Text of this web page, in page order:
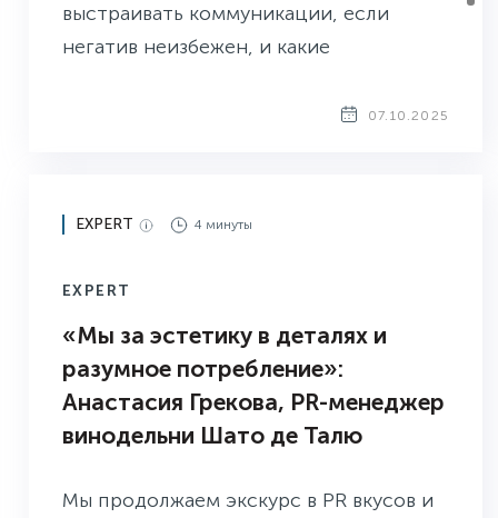
выстраивать коммуникации, если
негатив неизбежен, и какие
07.10.2025
EXPERT 4 минуты
EXPERT
«Мы за эстетику в деталях и
разумное потребление»:
Анастасия Грекова, PR-менеджер
винодельни Шато де Талю
Мы продолжаем экскурс в PR вкусов и